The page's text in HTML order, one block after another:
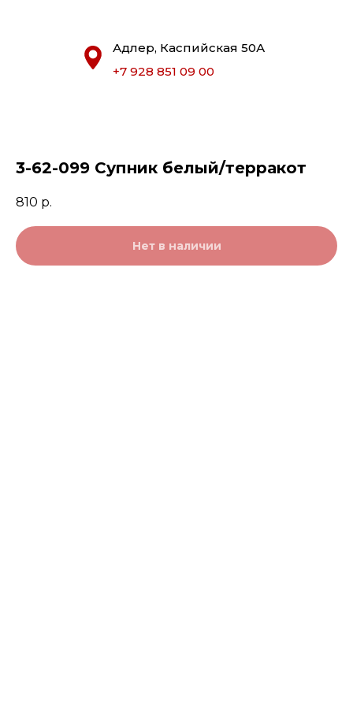
Адлер, Каспийская 50А
+7 928 851 09 00
3-62-099 Супник белый/терракот
810 р.
Нет в наличии